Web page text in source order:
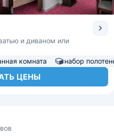
и диваном или
комната набор
ЦЕНЫ